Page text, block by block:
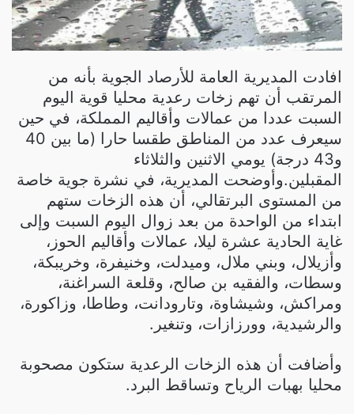
افادت المديرية العامة للأرصاد الجوية بأنه من
المرتقب أن تهم زخات رعدية محليا قوية اليوم
السبت عددا من عمالات وأقاليم المملكة، في حين
سيعرف عدد من المناطق طقسا حارا (ما بين 40
و43 درجة) يومي الاثنين والثلاثاء
المقبلين.وأوضحت المديرية، في نشرة جوية خاصة
من المستوى البرتقالي، أن هذه الزخات ستهم
ابتداء من الواحدة من بعد زوال اليوم السبت وإلى
غاية الحادية عشرة ليلا، عمالات وأقاليم الحوز،
وأزيلال، وبني ملال، وميدلت، وخنيفرة، وخريبكة،
وسطات، والفقيه بن صالح، وقلعة السراغنة،
ومراكش، وشيشاوة، وتارودانت، وطاطا، وزاكورة،
والرشيدية، وورزازات، وتنغير.
وأضافت أن هذه الزخات الرعدية ستكون مصحوبة
محليا بهبات الرياح وتساقط البرد.